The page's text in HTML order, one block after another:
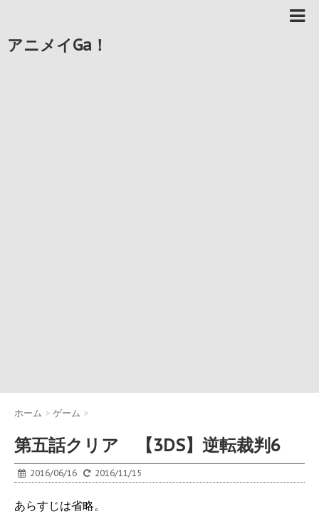
アニメイGa！
ホーム > ゲーム >
第五話クリア 【3DS】逆転裁判6
2016/06/16 2016/11/15
あらすじは省略。